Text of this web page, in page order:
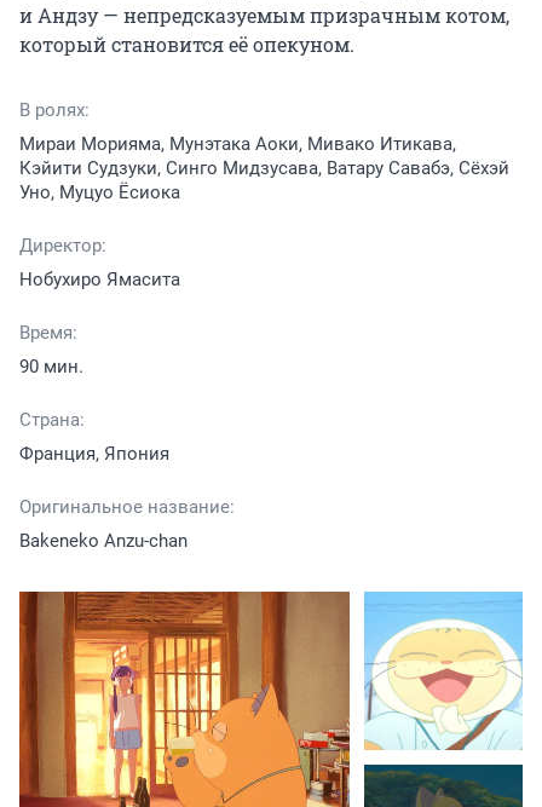
и Андзу — непредсказуемым призрачным котом,
который становится её опекуном.
В ролях:
Мираи Морияма, Мунэтака Аоки, Мивако Итикава,
Кэйити Судзуки, Синго Мидзусава, Ватару Савабэ, Сёхэй
Уно, Муцуо Ёсиока
Директор:
Нобухиро Ямасита
Время:
90 мин.
Страна:
Франция, Япония
Оригинальное название:
Bakeneko Anzu-chan